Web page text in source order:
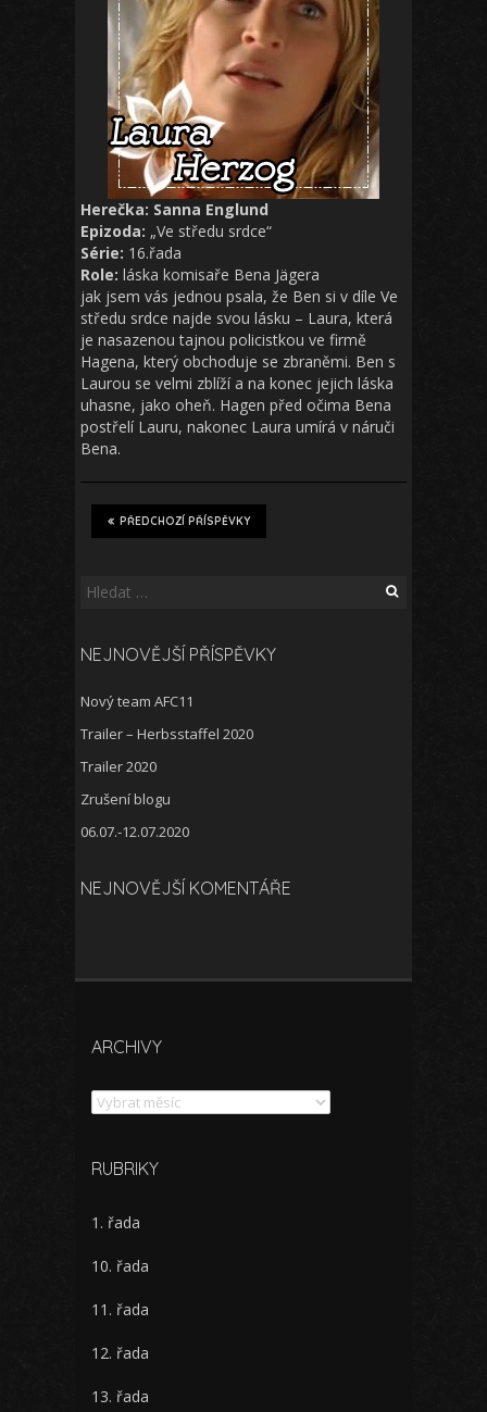
Herečka: Sanna Englund
Epizoda: „Ve středu srdce“
Série: 16.řada
Role: láska komisaře Bena Jägera
jak jsem vás jednou psala, že Ben si v díle Ve
středu srdce najde svou lásku – Laura, která
je nasazenou tajnou policistkou ve firmě
Hagena, který obchoduje se zbraněmi. Ben s
Laurou se velmi zblíží a na konec jejich láska
uhasne, jako oheň. Hagen před očima Bena
postřelí Lauru, nakonec Laura umírá v náruči
Bena.
PŘEDCHOZÍ PŘÍSPĚVKY
Vyhledávání
NEJNOVĚJŠÍ PŘÍSPĚVKY
Nový team AFC11
Trailer – Herbsstaffel 2020
Trailer 2020
Zrušení blogu
06.07.-12.07.2020
NEJNOVĚJŠÍ KOMENTÁŘE
ARCHIVY
Archivy
RUBRIKY
1. řada
10. řada
11. řada
12. řada
13. řada